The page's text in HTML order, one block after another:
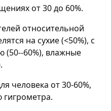
от 30 до 60%.
относительной
на сухие (<50%), с
(50--60%), влажные
человека от 30-60%,